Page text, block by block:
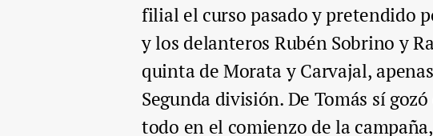
filial el curso pasado y pretendido
y los delanteros Rubén Sobrino y
quinta de Morata y Carvajal,
Segunda división. De Tomás sí
todo en el comienzo de la